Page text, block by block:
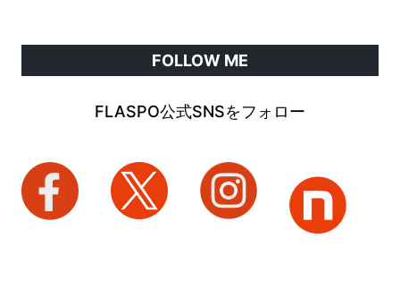
FOLLOW ME
FLASPO公式SNSをフォロー